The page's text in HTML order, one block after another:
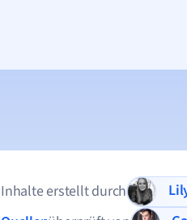
Inhalte erstellt durch